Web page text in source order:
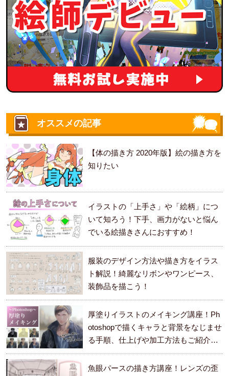
オススメの記事
【体の描き方 2020年版】絵の描き方を
知りたい
イラストの「上手さ」や「絵柄」につ
いて知ろう！下手、画力がないと悩ん
でいる絵描きさんにおすすめ！
服装のデザイン方法や描き方をイラス
ト解説！綺麗なリボンやワンピース、
装飾品を描こう！
厚塗りイラストのメイキング講座！Ph
otoshopで描くキャラと背景をなじませ
る手順、仕上げや加工方法もご紹介し
ます。
魚眼パースの描き方講座！レンズの歪